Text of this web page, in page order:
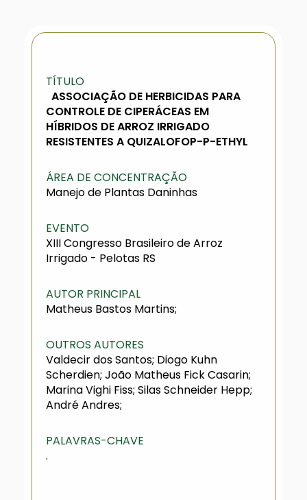
TÍTULO
ASSOCIAÇÃO DE HERBICIDAS PARA
CONTROLE DE CIPERÁCEAS EM
HÍBRIDOS DE ARROZ IRRIGADO
RESISTENTES A QUIZALOFOP-P-ETHYL
ÁREA DE CONCENTRAÇÃO
Manejo de Plantas Daninhas
EVENTO
XIII Congresso Brasileiro de Arroz
Irrigado - Pelotas RS
AUTOR PRINCIPAL
Matheus Bastos Martins;
OUTROS AUTORES
Valdecir dos Santos; Diogo Kuhn
Scherdien; João Matheus Fick Casarin;
Marina Vighi Fiss; Silas Schneider Hepp;
André Andres;
PALAVRAS-CHAVE
.